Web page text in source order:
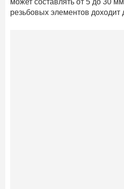
резьбовых элементов доходит